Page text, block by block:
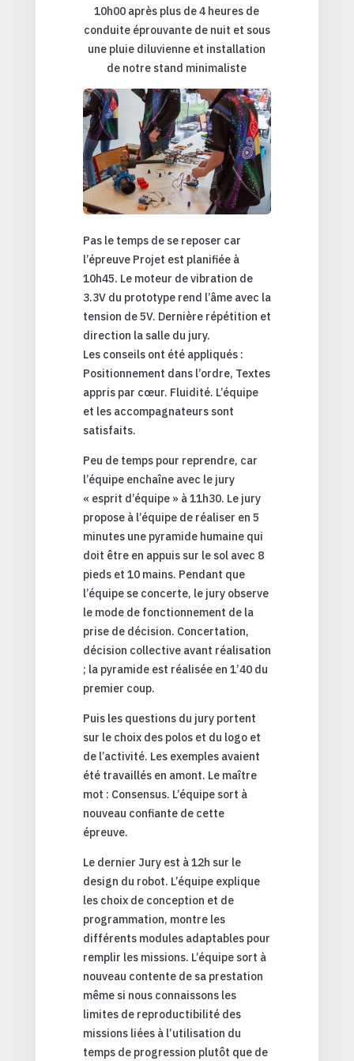
10h00 après plus de 4 heures de
conduite éprouvante de nuit et sous
une pluie diluvienne et installation
de notre stand minimaliste
Pas le temps de se reposer car
l’épreuve Projet est planifiée à
10h45. Le moteur de vibration de
3.3V du prototype rend l’âme avec la
tension de 5V. Dernière répétition et
direction la salle du jury.
Les conseils ont été appliqués :
Positionnement dans l’ordre, Textes
appris par cœur. Fluidité. L’équipe
et les accompagnateurs sont
satisfaits.
Peu de temps pour reprendre, car
l’équipe enchaîne avec le jury
« esprit d’équipe » à 11h30. Le jury
propose à l’équipe de réaliser en 5
minutes une pyramide humaine qui
doit être en appuis sur le sol avec 8
pieds et 10 mains. Pendant que
l’équipe se concerte, le jury observe
le mode de fonctionnement de la
prise de décision. Concertation,
décision collective avant réalisation
; la pyramide est réalisée en 1’40 du
premier coup.
Puis les questions du jury portent
sur le choix des polos et du logo et
de l’activité. Les exemples avaient
été travaillés en amont. Le maître
mot : Consensus. L’équipe sort à
nouveau confiante de cette
épreuve.
Le dernier Jury est à 12h sur le
design du robot. L’équipe explique
les choix de conception et de
programmation, montre les
différents modules adaptables pour
remplir les missions. L’équipe sort à
nouveau contente de sa prestation
même si nous connaissons les
limites de reproductibilité des
missions liées à l’utilisation du
temps de progression plutôt que de